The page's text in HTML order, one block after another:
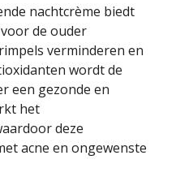
nachtcrème biedt
de ouder
verminderen en
wordt de
een gezonde en
het
deze
acne en ongewenste